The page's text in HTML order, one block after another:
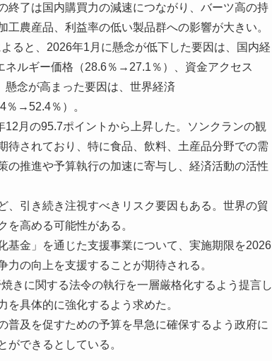
終了は国内購買力の減速につながり、バーツ高の持
農産品、利益率の低い製品群への影響が大きい。
ると、2026年1月に懸念が低下した要因は、国内経
ルギー価格（28.6％→27.1％）、資金アクセス
念が高まった要因は、世界経済
％→52.4％）。
月の95.7ポイントから上昇した。ソンクランの観
されており、特に食品、飲料、土産品分野での需
推進や予算執行の加速に寄与し、経済活動の活性
引き続き注視すべきリスク要因もある。世界の貿
高める可能性がある。
金」を通じた支援事業について、実施期限を2026
の向上を支援することが期待される。
きに関する法令の執行を一層厳格化するよう提言し
具体的に強化するよう求めた。
及を促すための予算を早急に確保するよう政府に
できるとしている。